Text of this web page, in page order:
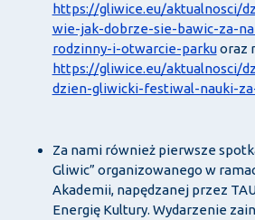
https://gliwice.eu/aktualnosci/
wie-jak-dobrze-sie-bawic-za-
rodzinny-i-otwarcie-parkuoraz
https://gliwice.eu/aktualnosci/
dzien-gliwicki-festiwal-nauki-
Za nami również pierwsze
Gliwic” organizowanego w
Akademii, napędzanej przez
Energię Kultury. Wydarzenie